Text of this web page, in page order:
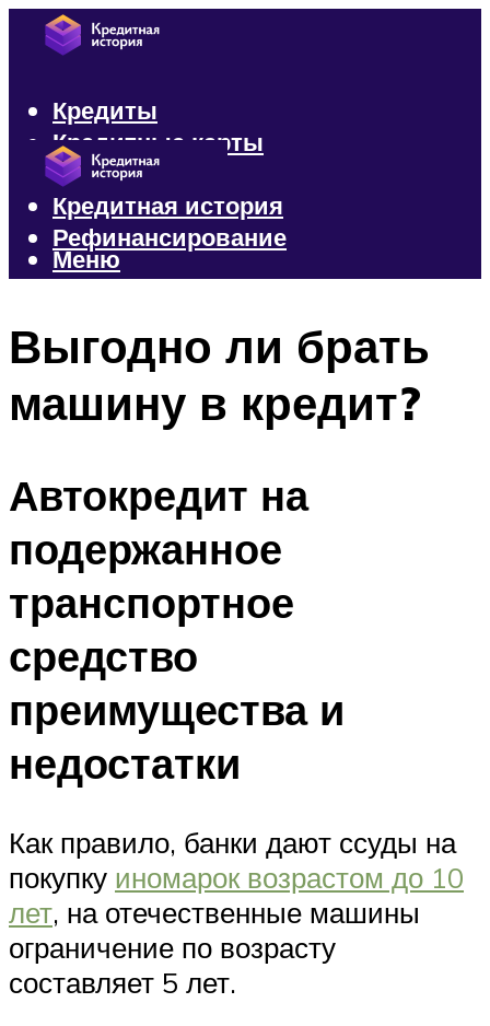
Кредиты
Кредитные карты
Микрозаймы
Кредитная история
Рефинансирование
Меню
Выгодно ли брать
машину в кредит?
Автокредит на
подержанное
транспортное
средство
преимущества и
недостатки
Как правило, банки дают ссуды на
покупку иномарок возрастом до 10
лет, на отечественные машины
ограничение по возрасту
составляет 5 лет.